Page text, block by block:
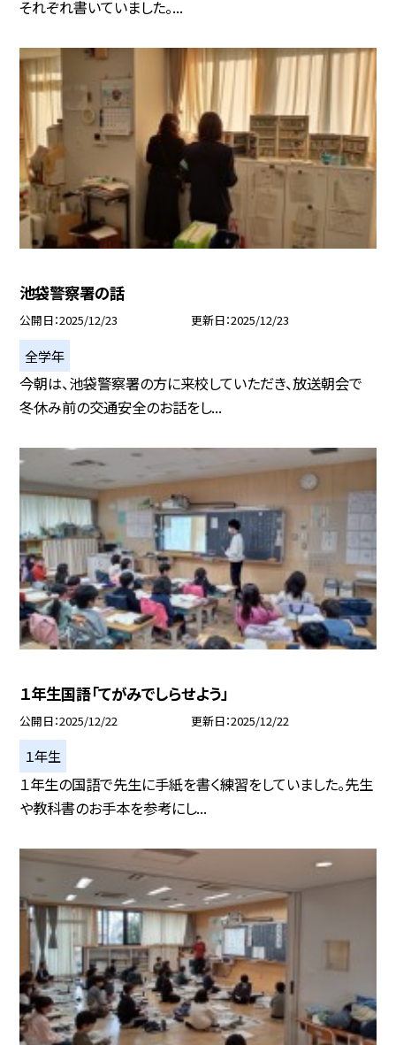
それぞれ書いていました。...
池袋警察署の話
公開日 2025/12/23 更新日 2025/12/23
全学年
今朝は、池袋警察署の方に来校していただき、放送朝会で
冬休み前の交通安全のお話をし...
１年生国語「てがみでしらせよう」
公開日 2025/12/22 更新日 2025/12/22
１年生
１年生の国語で先生に手紙を書く練習をしていました。先生
や教科書のお手本を参考にし...